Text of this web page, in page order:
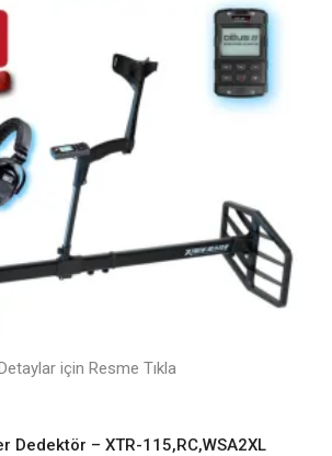
için Resme Tıkla
Dedektör – XTR-115,RC,WSA2XL